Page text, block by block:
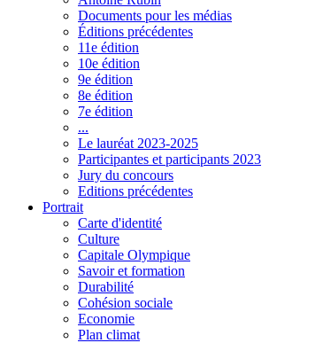
Documents pour les médias
Éditions précédentes
11e édition
10e édition
9e édition
8e édition
7e édition
...
Le lauréat 2023-2025
Participantes et participants 2023
Jury du concours
Editions précédentes
Portrait
Carte d'identité
Culture
Capitale Olympique
Savoir et formation
Durabilité
Cohésion sociale
Economie
Plan climat